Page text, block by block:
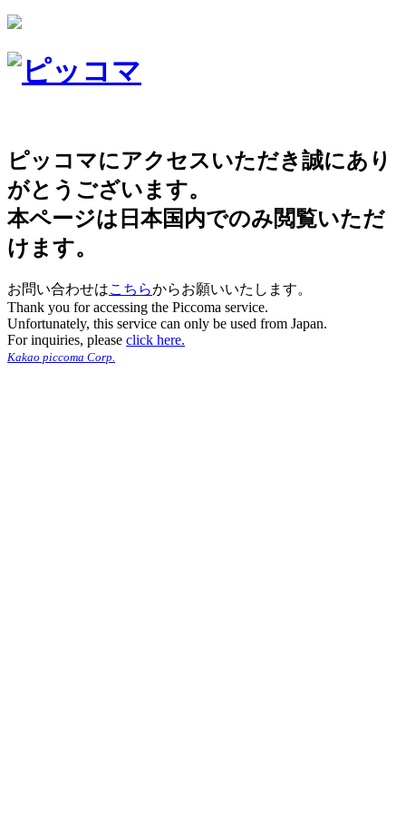
ピッコマにアクセスいただき誠にあり
がとうございます。
本ページは日本国内でのみ閲覧いただ
けます。
お問い合わせはこちらからお願いいたします。
Thank you for accessing the Piccoma service.
Unfortunately, this service can only be used from Japan.
For inquiries, please click here.
Kakao piccoma Corp.